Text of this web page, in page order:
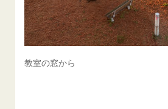
教室の窓から